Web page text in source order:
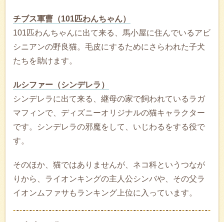
チブス軍曹（101匹わんちゃん）
101匹わんちゃんに出て来る、馬小屋に住んでいるアビ
シニアンの野良猫。毛皮にするためにさらわれた子犬
たちを助けます。
ルシファー（シンデレラ）
シンデレラに出て来る、継母の家で飼われているラガ
マフィンで、ディズニーオリジナルの猫キャラクター
です。シンデレラの邪魔をして、いじわるをする役で
す。
そのほか、猫ではありませんが、ネコ科というつなが
りから、ライオンキングの主人公シンバや、その父ラ
イオンムファサもランキング上位に入っています。